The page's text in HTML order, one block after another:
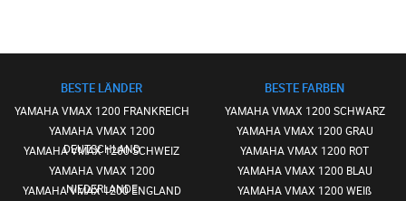
BESTE LÄNDER
YAMAHA VMAX 1200 FRANKREICH
YAMAHA VMAX 1200
DEUTSCHLAND
YAMAHA VMAX 1200 SCHWEIZ
YAMAHA VMAX 1200
NIEDERLANDE
YAMAHA VMAX 1200 ENGLAND
BESTE FARBEN
YAMAHA VMAX 1200 SCHWARZ
YAMAHA VMAX 1200 GRAU
YAMAHA VMAX 1200 ROT
YAMAHA VMAX 1200 BLAU
YAMAHA VMAX 1200 WEIß